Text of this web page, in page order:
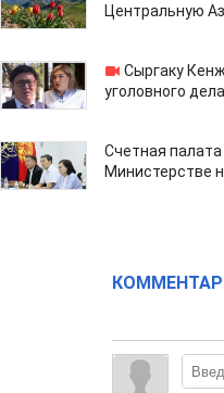
Центральную
Сыргаку
уголовного
Счетная
Министерстве